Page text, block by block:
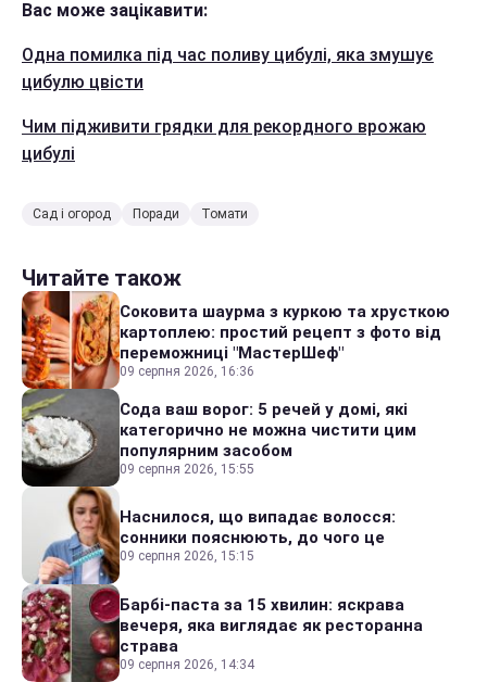
Вас може зацікавити:
Одна помилка під час поливу цибулі, яка змушує
цибулю цвісти
Чим підживити грядки для рекордного врожаю
цибулі
Сад і огород Поради Томати
Читайте також
Соковита шаурма з куркою та хрусткою
картоплею: простий рецепт з фото від
переможниці "МастерШеф"
09 серпня 2026, 16:36
Сода ваш ворог: 5 речей у домі, які
категорично не можна чистити цим
популярним засобом
09 серпня 2026, 15:55
Наснилося, що випадає волосся:
сонники пояснюють, до чого це
09 серпня 2026, 15:15
Барбі-паста за 15 хвилин: яскрава
вечеря, яка виглядає як ресторанна
страва
09 серпня 2026, 14:34